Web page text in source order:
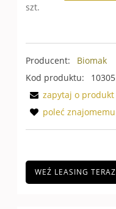
szt.
Producent:
Biomak
Kod produktu:
10305
zapytaj o produkt
poleć znajomemu
WEŹ LEASING TERAZ